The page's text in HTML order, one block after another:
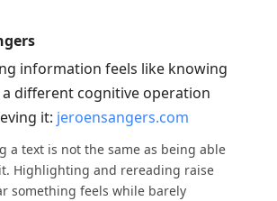
information feels like knowing
different cognitive operation
it: jeroensangers.com
a text is not the same as being able
Highlighting and rereading raise
something feels while barely